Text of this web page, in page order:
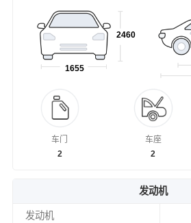
1655
2460
车门
2
车座
2
发动机
发动机